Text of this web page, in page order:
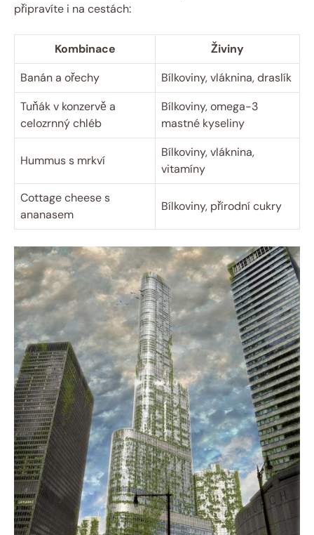
připravíte i na cestách:
Kombinace
Živiny
Banán a ořechy
Bílkoviny, vláknina, draslík
Tuňák v konzervě a
celozrnný chléb
Bílkoviny, omega-3
mastné kyseliny
Hummus s mrkví
Bílkoviny, vláknina,
vitamíny
Cottage cheese s
ananasem
Bílkoviny, přírodní cukry